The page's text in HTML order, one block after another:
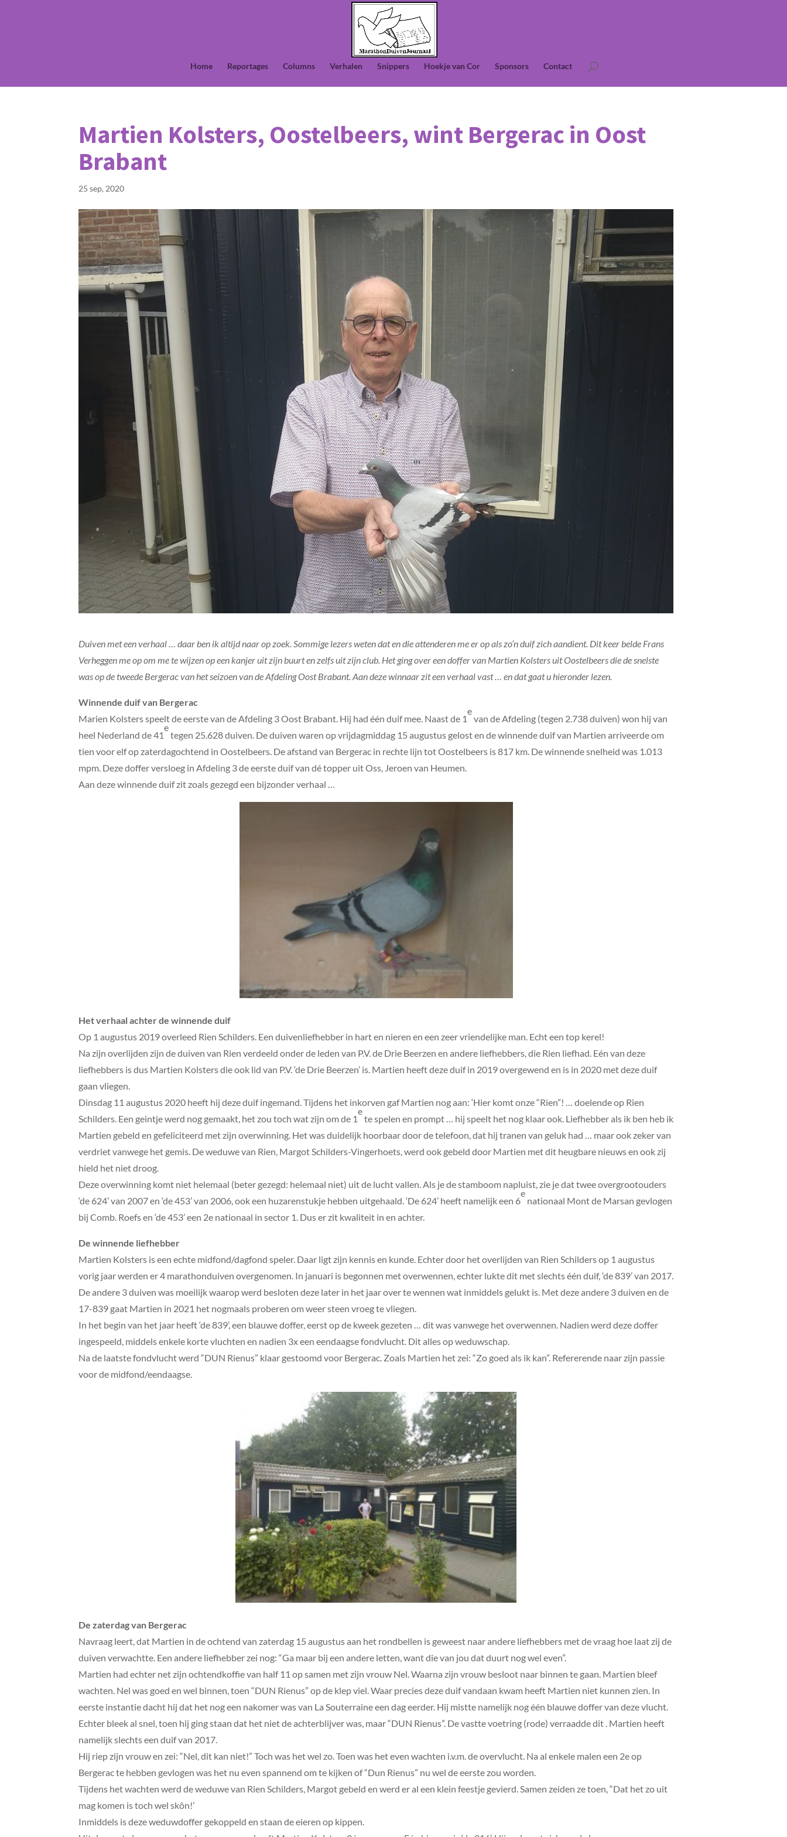
Home Reportages Columns Verhalen Snippers Hoekje van Cor Sponsors Contact
Martien Kolsters, Oostelbeers, wint Bergerac in Oost
Brabant
25 sep, 2020
Duiven met een verhaal … daar ben ik altijd naar op zoek. Sommige lezers weten dat en die attenderen me er op als zo’n duif zich aandient. Dit keer belde Frans
Verheggen me op om me te wijzen op een kanjer uit zijn buurt en zelfs uit zijn club. Het ging over een doffer van Martien Kolsters uit Oostelbeers die de snelste
was op de tweede Bergerac van het seizoen van de Afdeling Oost Brabant. Aan deze winnaar zit een verhaal vast … en dat gaat u hieronder lezen.
Winnende duif van Bergerac
Marien Kolsters speelt de eerste van de Afdeling 3 Oost Brabant. Hij had één duif mee. Naast de 1
e
van de Afdeling (tegen 2.738 duiven) won hij van
heel Nederland de 41
e
tegen 25.628 duiven. De duiven waren op vrijdagmiddag 15 augustus gelost en de winnende duif van Martien arriveerde om
tien voor elf op zaterdagochtend in Oostelbeers. De afstand van Bergerac in rechte lijn tot Oostelbeers is 817 km. De winnende snelheid was 1.013
mpm. Deze doffer versloeg in Afdeling 3 de eerste duif van dé topper uit Oss, Jeroen van Heumen.
Aan deze winnende duif zit zoals gezegd een bijzonder verhaal …
Het verhaal achter de winnende duif
Op 1 augustus 2019 overleed Rien Schilders. Een duivenliefhebber in hart en nieren en een zeer vriendelijke man. Echt een top kerel!
Na zijn overlijden zijn de duiven van Rien verdeeld onder de leden van P.V. de Drie Beerzen en andere liefhebbers, die Rien liefhad. Eén van deze
liefhebbers is dus Martien Kolsters die ook lid van P.V. ‘de Drie Beerzen’ is. Martien heeft deze duif in 2019 overgewend en is in 2020 met deze duif
gaan vliegen.
Dinsdag 11 augustus 2020 heeft hij deze duif ingemand. Tijdens het inkorven gaf Martien nog aan: ‘Hier komt onze “Rien”! … doelende op Rien
Schilders. Een geintje werd nog gemaakt, het zou toch wat zijn om de 1
e
te spelen en prompt … hij speelt het nog klaar ook. Liefhebber als ik ben heb ik
Martien gebeld en gefeliciteerd met zijn overwinning. Het was duidelijk hoorbaar door de telefoon, dat hij tranen van geluk had … maar ook zeker van
verdriet vanwege het gemis. De weduwe van Rien, Margot Schilders-Vingerhoets, werd ook gebeld door Martien met dit heugbare nieuws en ook zij
hield het niet droog.
Deze overwinning komt niet helemaal (beter gezegd: helemaal niet) uit de lucht vallen. Als je de stamboom napluist, zie je dat twee overgrootouders
‘de 624’ van 2007 en ‘de 453’ van 2006, ook een huzarenstukje hebben uitgehaald. ‘De 624’ heeft namelijk een 6
e
nationaal Mont de Marsan gevlogen
bij Comb. Roefs en ‘de 453’ een 2e nationaal in sector 1. Dus er zit kwaliteit in en achter.
De winnende liefhebber
Martien Kolsters is een echte midfond/dagfond speler. Daar ligt zijn kennis en kunde. Echter door het overlijden van Rien Schilders op 1 augustus
vorig jaar werden er 4 marathonduiven overgenomen. In januari is begonnen met overwennen, echter lukte dit met slechts één duif, ‘de 839’ van 2017.
De andere 3 duiven was moeilijk waarop werd besloten deze later in het jaar over te wennen wat inmiddels gelukt is. Met deze andere 3 duiven en de
17-839 gaat Martien in 2021 het nogmaals proberen om weer steen vroeg te vliegen.
In het begin van het jaar heeft ‘de 839’, een blauwe doffer, eerst op de kweek gezeten … dit was vanwege het overwennen. Nadien werd deze doffer
ingespeeld, middels enkele korte vluchten en nadien 3x een eendaagse fondvlucht. Dit alles op weduwschap.
Na de laatste fondvlucht werd “DUN Rienus” klaar gestoomd voor Bergerac. Zoals Martien het zei: “Zo goed als ik kan”. Refererende naar zijn passie
voor de midfond/eendaagse.
De zaterdag van Bergerac
Navraag leert, dat Martien in de ochtend van zaterdag 15 augustus aan het rondbellen is geweest naar andere liefhebbers met de vraag hoe laat zij de
duiven verwachtte. Een andere liefhebber zei nog: “Ga maar bij een andere letten, want die van jou dat duurt nog wel even”.
Martien had echter net zijn ochtendkoffie van half 11 op samen met zijn vrouw Nel. Waarna zijn vrouw besloot naar binnen te gaan. Martien bleef
wachten. Nel was goed en wel binnen, toen “DUN Rienus” op de klep viel. Waar precies deze duif vandaan kwam heeft Martien niet kunnen zien. In
eerste instantie dacht hij dat het nog een nakomer was van La Souterraine een dag eerder. Hij mistte namelijk nog één blauwe doffer van deze vlucht.
Echter bleek al snel, toen hij ging staan dat het niet de achterblijver was, maar “DUN Rienus”. De vastte voetring (rode) verraadde dit . Martien heeft
namelijk slechts een duif van 2017.
Hij riep zijn vrouw en zei: “Nel, dit kan niet!” Toch was het wel zo. Toen was het even wachten i.v.m. de overvlucht. Na al enkele malen een 2e op
Bergerac te hebben gevlogen was het nu even spannend om te kijken of “Dun Rienus” nu wel de eerste zou worden.
Tijdens het wachten werd de weduwe van Rien Schilders, Margot gebeld en werd er al een klein feestje gevierd. Samen zeiden ze toen, “Dat het zo uit
mag komen is toch wel skôn!’
Inmiddels is deze weduwdoffer gekoppeld en staan de eieren op kippen.